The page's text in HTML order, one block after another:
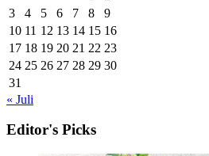
3
4 5 6 7 8
9
10 11 12 13 14 15 16
17 18 19 20 21 22 23
24 25 26 27 28 29 30
31
« Juli
Editor's Picks